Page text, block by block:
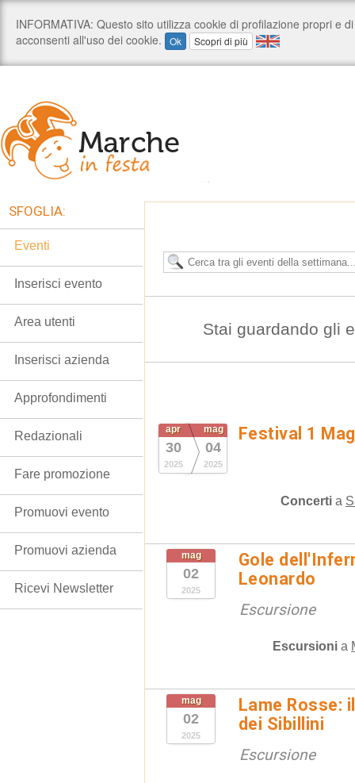
Stai guardando gli
apr
30
2025
mag
04
2025
Festival 1
Concerti a
mag
02
2025
Gole
Leonardo
Escursione
Escursioni a
mag
02
2025
Lame Rosse:
dei Sibillini
Escursione
SFOGLIA:
Eventi
Inserisci evento
Area utenti
Inserisci azienda
Approfondimenti
Redazionali
Fare promozione
Promuovi evento
Promuovi azienda
Ricevi Newsletter